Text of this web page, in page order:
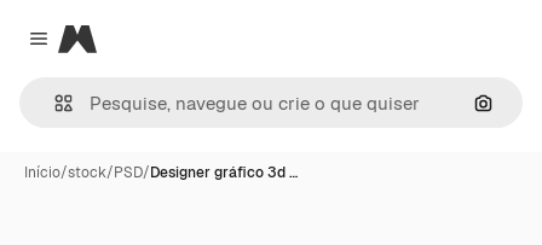
Close menu
Magnific
Início/stock/PSD/Designer gráfico 3d …